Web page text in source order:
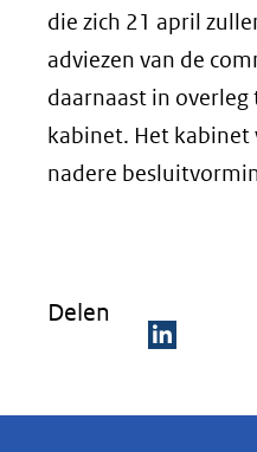
die zich 21 april
adviezen van de
daarnaast in
kabinet. Het
nadere
Delen
e